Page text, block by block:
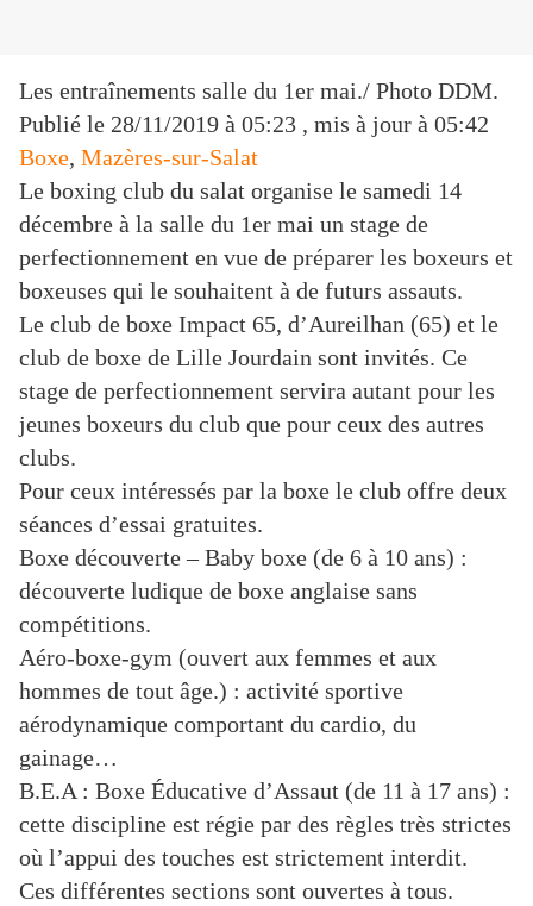
Les entraînements salle du 1er mai./ Photo DDM.
Publié le 28/11/2019 à 05:23 , mis à jour à 05:42
Boxe, Mazères-sur-Salat
Le boxing club du salat organise le samedi 14
décembre à la salle du 1er mai un stage de
perfectionnement en vue de préparer les boxeurs et
boxeuses qui le souhaitent à de futurs assauts.
Le club de boxe Impact 65, d’Aureilhan (65) et le
club de boxe de Lille Jourdain sont invités. Ce
stage de perfectionnement servira autant pour les
jeunes boxeurs du club que pour ceux des autres
clubs.
Pour ceux intéressés par la boxe le club offre deux
séances d’essai gratuites.
Boxe découverte – Baby boxe (de 6 à 10 ans) :
découverte ludique de boxe anglaise sans
compétitions.
Aéro-boxe-gym (ouvert aux femmes et aux
hommes de tout âge.) : activité sportive
aérodynamique comportant du cardio, du
gainage…
B.E.A : Boxe Éducative d’Assaut (de 11 à 17 ans) :
cette discipline est régie par des règles très strictes
où l’appui des touches est strictement interdit.
Ces différentes sections sont ouvertes à tous.